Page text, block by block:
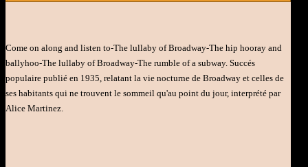
Come on along and listen to-The lullaby of Broadway-The hip hooray and
ballyhoo-The lullaby of Broadway-The rumble of a subway. Succés
populaire publié en 1935, relatant la vie nocturne de Broadway et celles de
ses habitants qui ne trouvent le sommeil qu'au point du jour, interprété par
Alice Martinez.